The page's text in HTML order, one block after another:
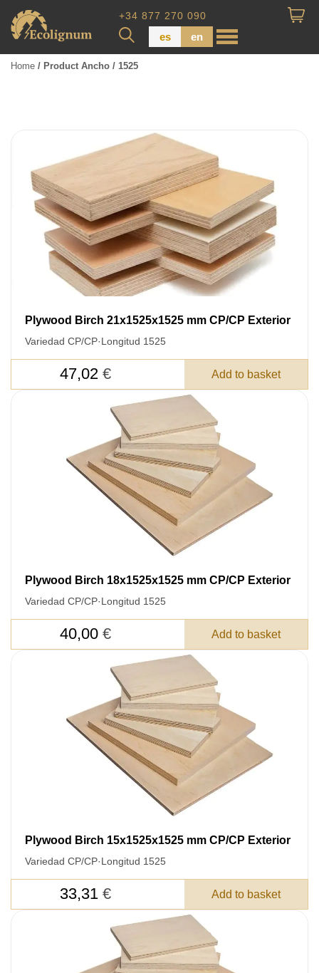
+34 877 270 090
es en
Pressure Treated Wood
Wood Panels
Home / Product Ancho / 1525
Plywood Birch 21x1525x1525 mm CP/CP Exterior
Variedad CP/CP·Longitud 1525
47,02 € Add to basket
Plywood Birch 18x1525x1525 mm CP/CP Exterior
Variedad CP/CP·Longitud 1525
40,00 € Add to basket
Plywood Birch 15x1525x1525 mm CP/CP Exterior
Variedad CP/CP·Longitud 1525
33,31 € Add to basket